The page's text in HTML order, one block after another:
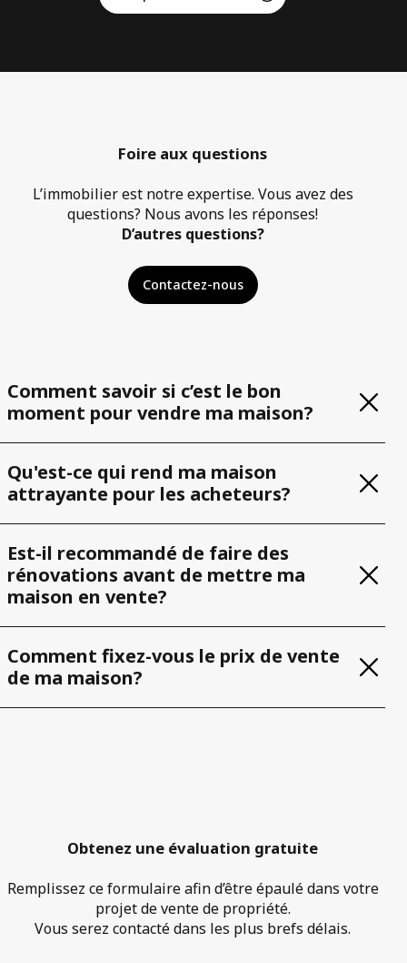
Foire aux questions
L’immobilier est notre expertise. Vous avez des
questions? Nous avons les réponses!
D’autres questions?
Contactez-nous
Comment savoir si c’est le bon
moment pour vendre ma maison?
Qu'est-ce qui rend ma maison
attrayante pour les acheteurs?
Est-il recommandé de faire des
rénovations avant de mettre ma
maison en vente?
Comment fixez-vous le prix de vente
de ma maison?
Obtenez une évaluation gratuite
Remplissez ce formulaire afin d’être épaulé dans votre
projet de vente de propriété.
Vous serez contacté dans les plus brefs délais.